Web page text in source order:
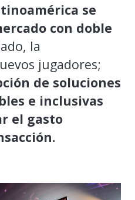
se
con doble
la
jugadores;
de soluciones
e inclusivas
el gasto